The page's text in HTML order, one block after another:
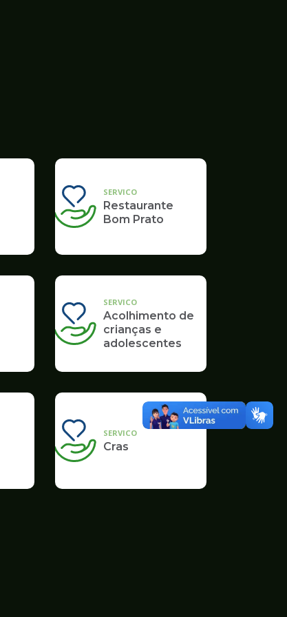
SERVICO
Restaurante
Bom Prato
SERVICO
Acolhimento de
crianças e
adolescentes
SERVICO
Cras